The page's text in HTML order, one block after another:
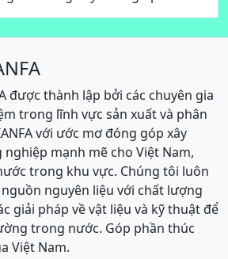
được thành lập bởi các chuyên gia
trong lĩnh vực sản xuất và phân
với ước mơ đóng góp xây
mạnh mẽ cho Việt Nam,
trong khu vực. Chúng tôi luôn
nguyên liệu với chất lượng
giải pháp về vật liệu và kỹ thuật để
trong nước. Góp phần thúc
Việt Nam.